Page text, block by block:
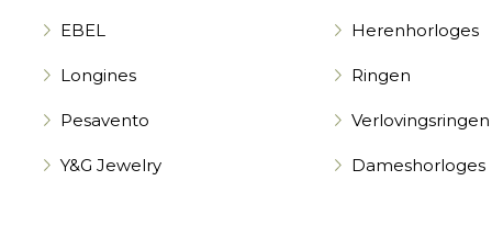
EBEL
Longines
Pesavento
Y&G Jewelry
Herenhorloges
Ringen
Verlovingsringen
Dameshorloges